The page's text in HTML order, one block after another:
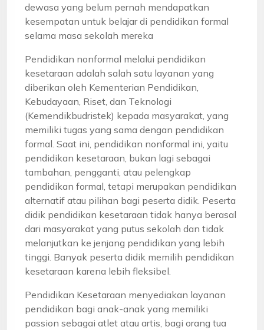
dewasa yang belum pernah mendapatkan
kesempatan untuk belajar di pendidikan formal
selama masa sekolah mereka
Pendidikan nonformal melalui pendidikan
kesetaraan adalah salah satu layanan yang
diberikan oleh Kementerian Pendidikan,
Kebudayaan, Riset, dan Teknologi
(Kemendikbudristek) kepada masyarakat, yang
memiliki tugas yang sama dengan pendidikan
formal. Saat ini, pendidikan nonformal ini, yaitu
pendidikan kesetaraan, bukan lagi sebagai
tambahan, pengganti, atau pelengkap
pendidikan formal, tetapi merupakan pendidikan
alternatif atau pilihan bagi peserta didik. Peserta
didik pendidikan kesetaraan tidak hanya berasal
dari masyarakat yang putus sekolah dan tidak
melanjutkan ke jenjang pendidikan yang lebih
tinggi. Banyak peserta didik memilih pendidikan
kesetaraan karena lebih fleksibel.
Pendidikan Kesetaraan menyediakan layanan
pendidikan bagi anak-anak yang memiliki
passion sebagai atlet atau artis, bagi orang tua